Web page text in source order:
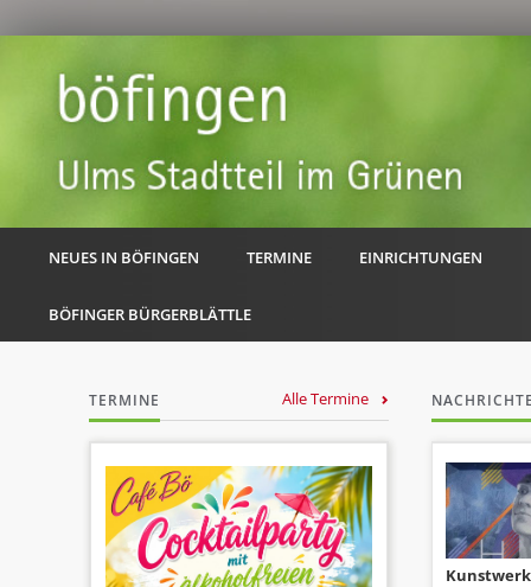
NEUES IN BÖFINGEN TERMINE EINRICHTUNGEN
BÖFINGER BÜRGERBLÄTTLE
TERMINE Alle Termine